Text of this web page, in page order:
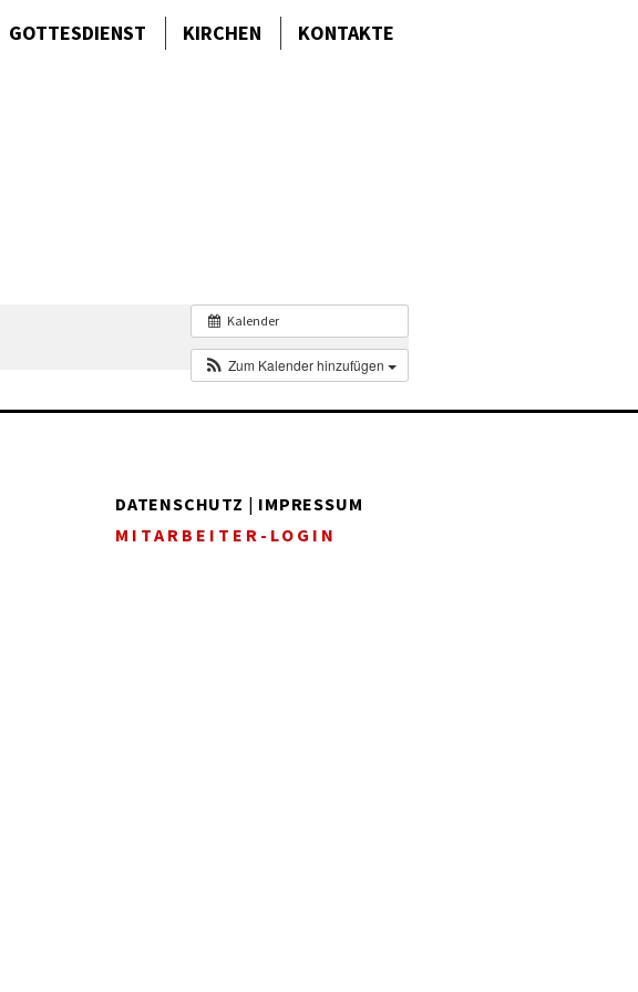
GOTTES­DIENST KIRCHEN KONTAKTE
Kalender
Zum Kalender hinzufügen
DATENSCHUTZ | IMPRESSUM
MITARBEITER-LOGIN